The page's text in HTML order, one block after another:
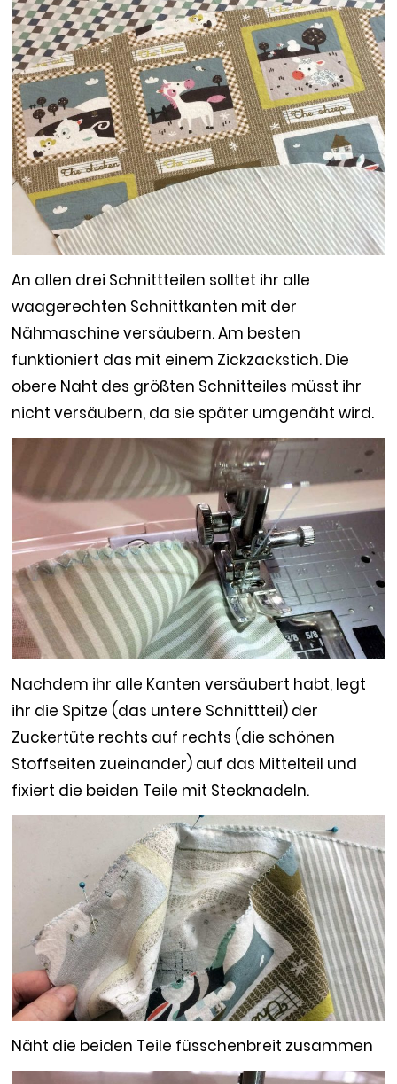
An allen drei Schnittteilen solltet ihr alle
waagerechten Schnittkanten mit der
Nähmaschine versäubern. Am besten
funktioniert das mit einem Zickzackstich. Die
obere Naht des größten Schnitteiles müsst ihr
nicht versäubern, da sie später umgenäht wird.
Nachdem ihr alle Kanten versäubert habt, legt
ihr die Spitze (das untere Schnittteil) der
Zuckertüte rechts auf rechts (die schönen
Stoffseiten zueinander) auf das Mittelteil und
fixiert die beiden Teile mit Stecknadeln.
Näht die beiden Teile füsschenbreit zusammen